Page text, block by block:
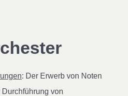
: Der Erwerb von Noten
von